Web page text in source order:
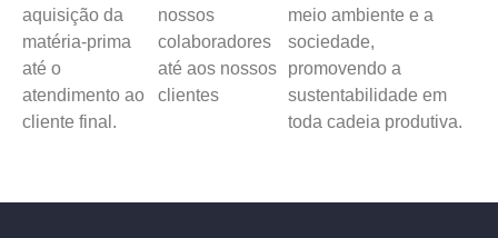
aquisição da
matéria-prima
até o
atendimento ao
cliente final.
nossos
colaboradores
até aos nossos
clientes
meio ambiente e a
sociedade,
promovendo a
sustentabilidade em
toda cadeia produtiva.